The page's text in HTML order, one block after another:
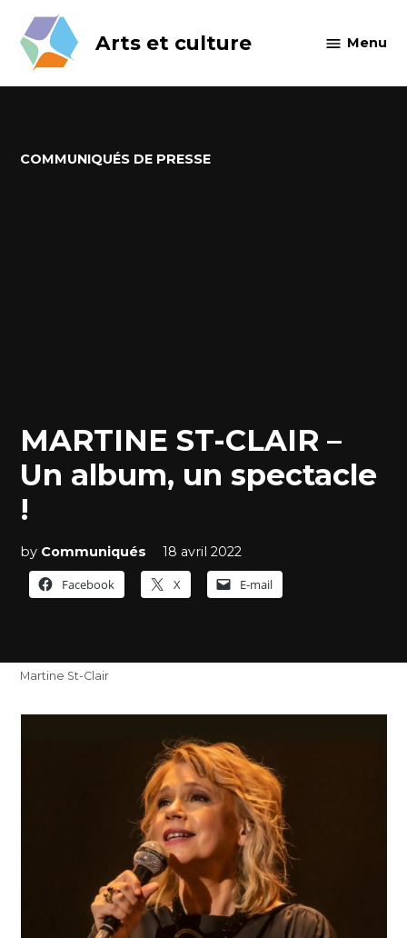
content
Arts et culture Menu
POSTED
COMMUNIQUÉS DE PRESSE
MARTINE ST-CLAIR –
Un album, un spectacle
!
by Communiqués
18 avril 2022
Facebook
X E-mail
Martine St-Clair